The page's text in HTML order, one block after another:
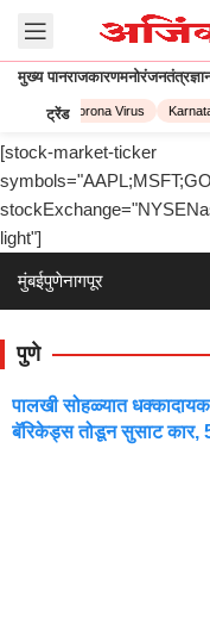
मुख्य पानराजकारणमनोरंजन
ट्रेंडCorona Virus
[stock-market-ticker
light"]
मुंबईपुणेनागपूर
पुणे
पालखी सोहळ्यात